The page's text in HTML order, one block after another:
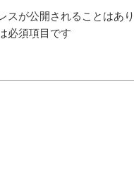
スが公開されることはあり
必須項目です